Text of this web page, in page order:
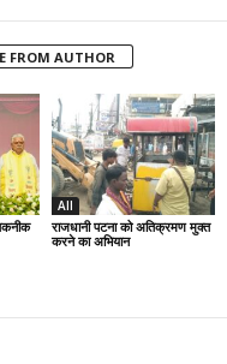
FROM AUTHOR
All
राजधानी पटना को अतिक्रमण मुक्त
करने का अभियान